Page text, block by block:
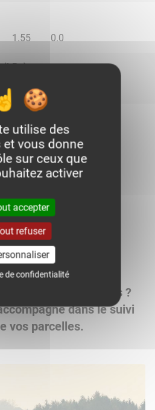
1.55 0.0
(hPa)
1016.0 1016.0
le 7 août 2026 à 09h
heure par heure
sur Les Avenières ?
dans le suivi
vos parcelles.
utilise des
et vous donne
sur ceux que
activer
accepter
refuser
de confidentialité